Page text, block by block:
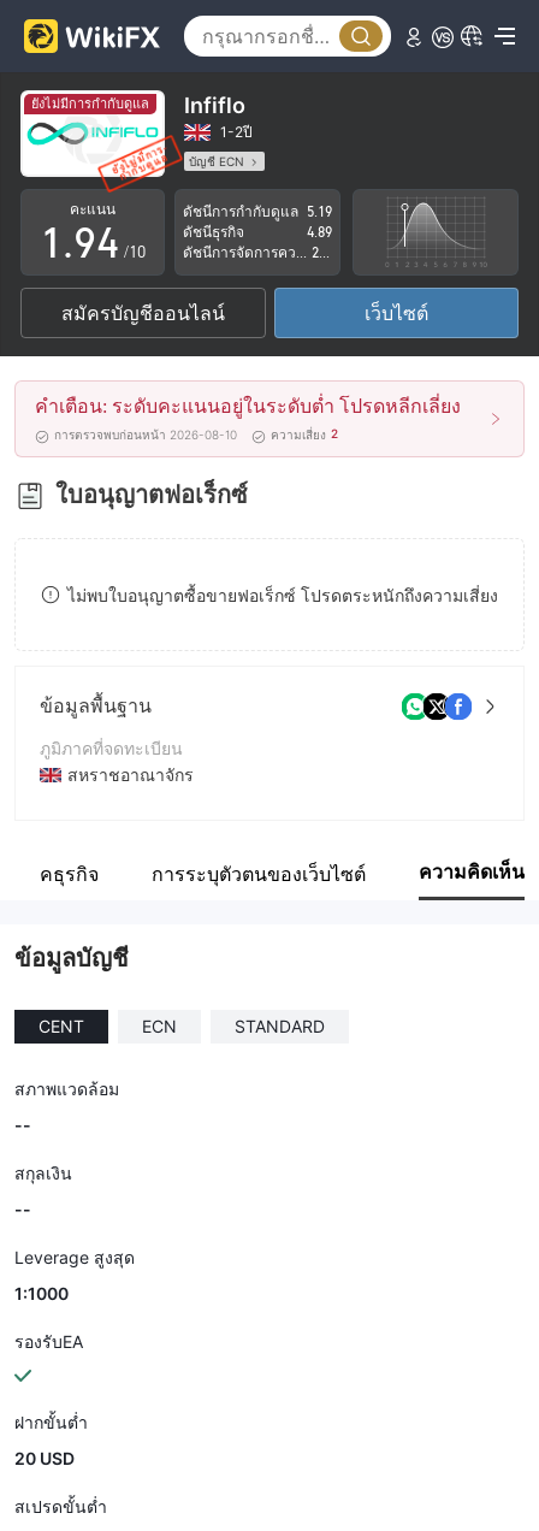
ยังไม่มีการกำกับดูแล Infiflo
1-2ปี
บัญชี ECN
ใบอนุญาตในการกำกับดูแลกำลังถูกตั้งข้อสงสัย
กลุ่มธุรกิจที่ต้องสงสัย
ระวังความเสี่ยงอันตรายที่อาจจะซ่อนอยู่
คะแนน
0
1
2
3
4
5
6
7
8
.
5
6
7
8
9
0
1
2
3
4
5
6
7
8
9
/10
ดัชนีการกำกับดูแล 5.19
ดัชนีธุรกิจ
4.89
สมัครบัญชีออนไลน์ เว็บไซต์
คำเตือน: ระดับคะแนนอยู่ในระดับต่ำ โปรดหลีกเลี่ยง
การตรวจพบก่อนหน้า 2026-08-10 ความเสี่ยง 2
ใบอนุญาตฟอเร็กซ์
ไม่พบใบอนุญาตซื้อขายฟอเร็กซ์ โปรดตระหนักถึงความเสี่ยง
ข้อมูลพื้นฐาน
ภูมิภาคที่จดทะเบียน
สหราชอาณาจักร
ชื่อบริษัท
ภาคธุรกิจ การระบุตัวตนของเว็บไซต์ ความคิดเห็น
ข้อมูลบัญชี
CENT ECN STANDARD
สภาพแวดล้อม
--
สกุลเงิน
--
Leverage สูงสุด
1:1000
รองรับEA
ฝากขั้นต่ำ
20 USD
สเปรดขั้นต่ำ